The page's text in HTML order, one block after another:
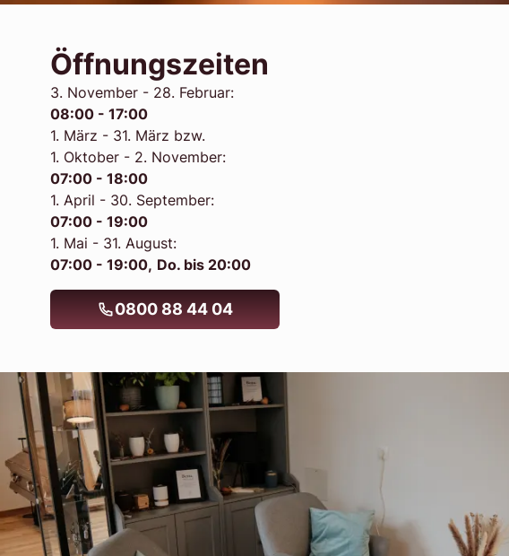
Öffnungszeiten
3. November - 28. Februar:
08:00 - 17:00
1. März - 31. März bzw.
1. Oktober - 2. November:
07:00 - 18:00
1. April - 30. September:
07:00 - 19:00
1. Mai - 31. August:
07:00 - 19:00, Do. bis 20:00
0800 88 44 04